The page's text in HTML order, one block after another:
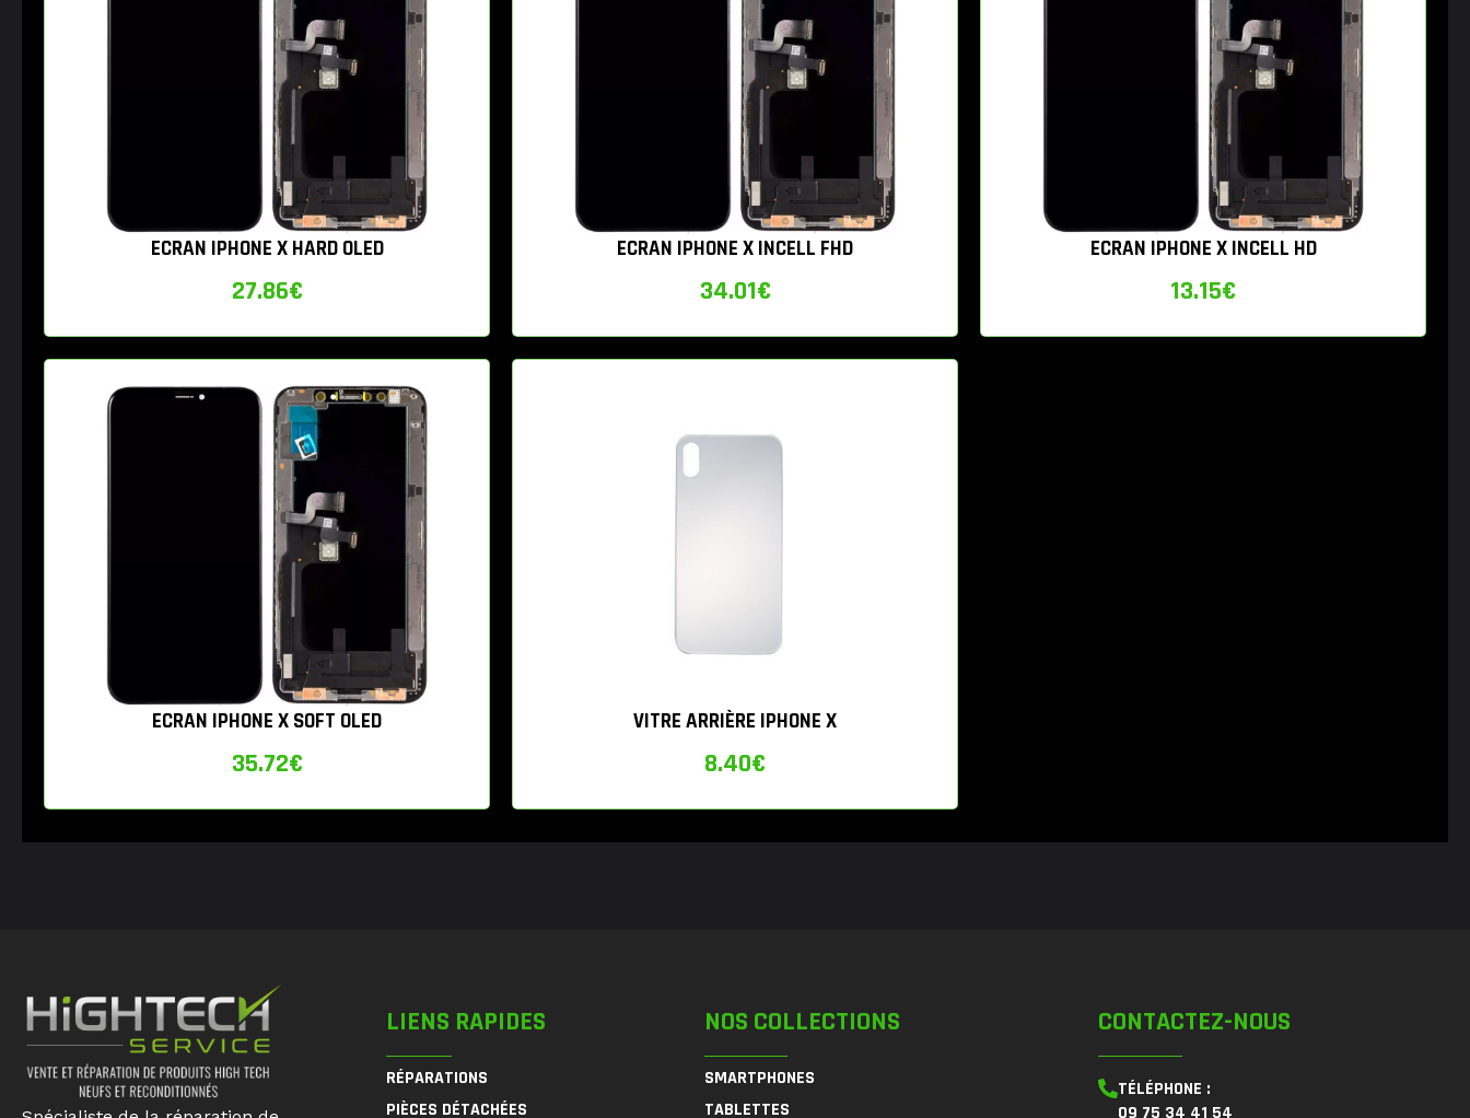
ECRAN IPHONE X HARD OLED
27.86€
ECRAN IPHONE X INCELL FHD
34.01€
ECRAN IPHONE X INCELL HD
13.15€
ECRAN IPHONE X SOFT OLED
35.72€
VITRE ARRIÈRE IPHONE X
8.40€
LIENS RAPIDES
RÉPARATIONS
PIÈCES DÉTACHÉES
NOS COLLECTIONS
SMARTPHONES
TABLETTES
CONTACTEZ-NOUS
TÉLÉPHONE :
09 75 34 41 54